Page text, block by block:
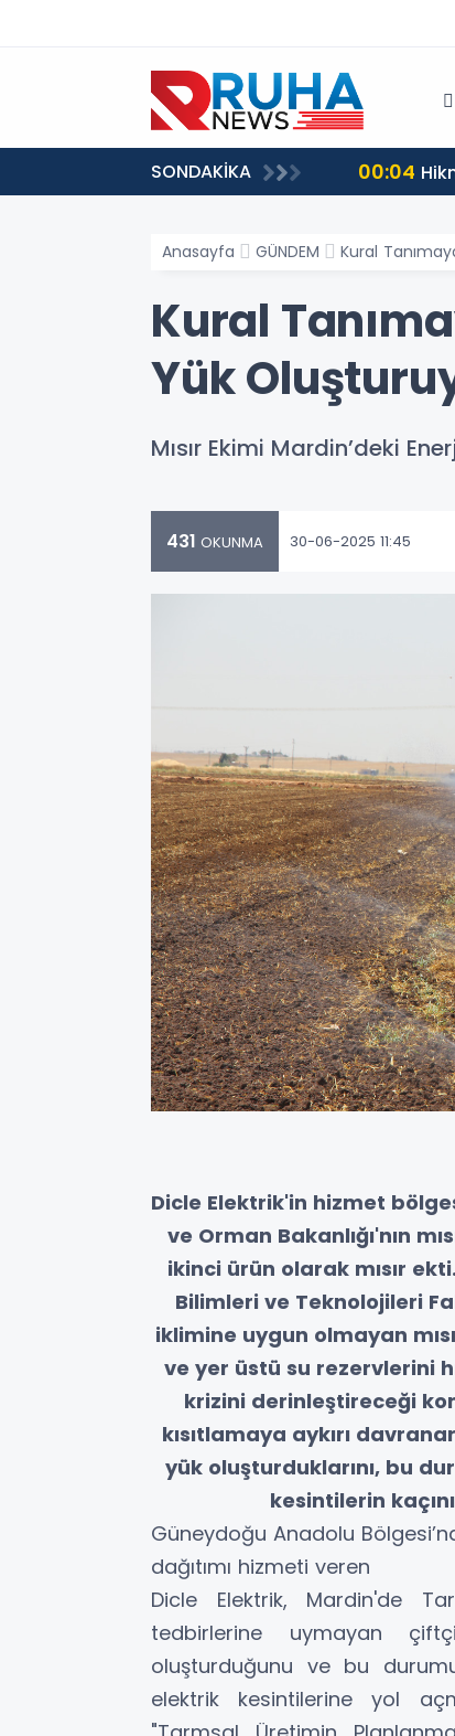
SONDAKİKA 00:04
Anasayfa GÜNDEM Kural
Kural
Yük
Mısır Ekimi Mardin’deki
431 OKUNMA 30-06-2025 11:45
Dicle Elektrik'in hizmet
ve Orman Bakanlığı'nın
ikinci ürün olarak mısır
Bilimleri ve Teknolojileri
iklimine uygun olmayan
ve yer üstü su rezervlerini
krizini derinleştireceği
kısıtlamaya aykırı
yük oluşturduklarını, bu
kesintilerin
Güneydoğu Anadolu
dağıtımı hizmeti veren
Dicle Elektrik, Mardin'de
tedbirlerine uymayan
oluşturduğunu ve bu
elektrik kesintilerine yol